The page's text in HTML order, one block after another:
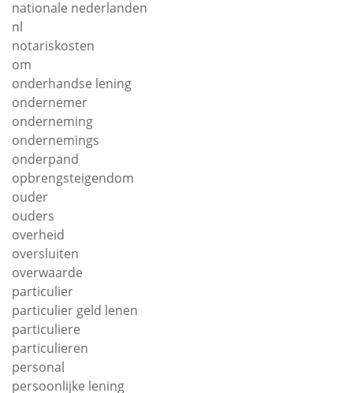
nationale nederlanden
nl
notariskosten
om
onderhandse lening
ondernemer
onderneming
ondernemings
onderpand
opbrengsteigendom
ouder
ouders
overheid
oversluiten
overwaarde
particulier
particulier geld lenen
particuliere
particulieren
personal
persoonlijke lening